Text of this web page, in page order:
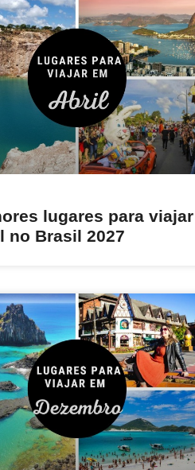
lugares para viajar
no Brasil 2027